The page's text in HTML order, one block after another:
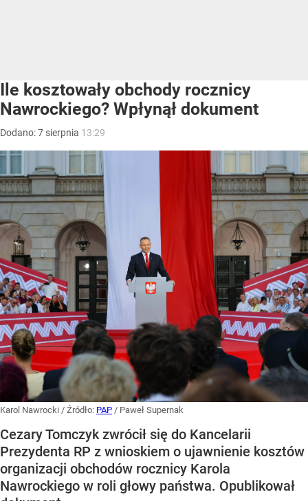
Ile kosztowały obchody rocznicy
Nawrockiego? Wpłynął dokument
Dodano:7 sierpnia 13:29
Karol Nawrocki / Źródło: PAP / Paweł Supernak
Cezary Tomczyk zwrócił się do Kancelarii
Prezydenta RP z wnioskiem o ujawnienie kosztów
organizacji obchodów rocznicy Karola
Nawrockiego w roli głowy państwa. Opublikował